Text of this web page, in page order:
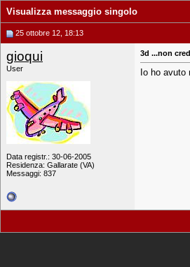
Visualizza messaggio singolo
25 ottobre 12, 18:13
gioqui
User
Data registr.: 30-06-2005
Residenza: Gallarate (VA)
Messaggi: 837
3d ...non
Io ho